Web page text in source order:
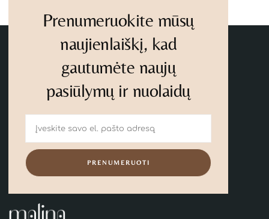
Prenumeruokite mūsų
naujienlaiškį, kad
gautumėte naujų
pasiūlymų ir nuolaidų
PRENUMERUOTI